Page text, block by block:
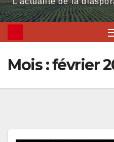
Mois :février